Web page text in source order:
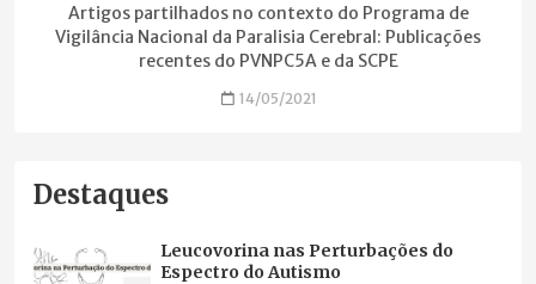
Artigos partilhados no contexto do Programa de
Vigilância Nacional da Paralisia Cerebral: Publicações
recentes do PVNPC5A e da SCPE
14/05/2021
Destaques
Leucovorina nas Perturbações do
Espectro do Autismo